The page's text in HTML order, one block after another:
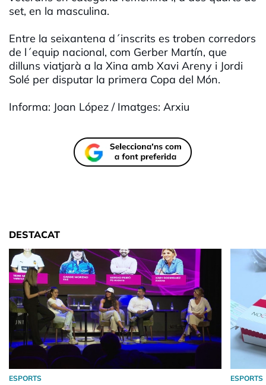
set, en la masculina.
Entre la seixantena d´inscrits es troben corredors
de l´equip nacional, com Gerber Martín, que
dilluns viatjarà a la Xina amb Xavi Areny i Jordi
Solé per disputar la primera Copa del Món.
Informa: Joan López / Imatges: Arxiu
DESTACAT
ESPORTS ESPORTS